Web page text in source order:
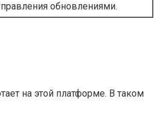
обновлениями.
на этой платформе. В таком